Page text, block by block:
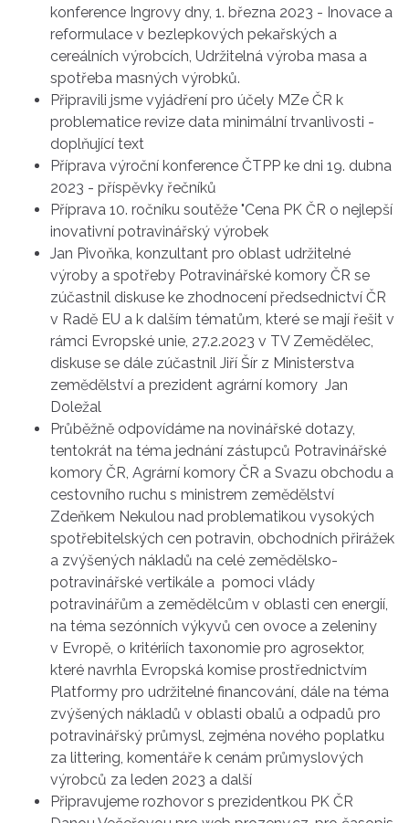
konference Ingrovy dny, 1. března 2023 - Inovace a
reformulace v bezlepkových pekařských a
cereálních výrobcích, Udržitelná výroba masa a
spotřeba masných výrobků.
Připravili jsme vyjádření pro účely MZe ČR k
problematice revize data minimální trvanlivosti -
doplňující text
Příprava výroční konference ČTPP ke dni 19. dubna
2023 - příspěvky řečníků
Příprava 10. ročníku soutěže "Cena PK ČR o nejlepší
inovativní potravinářský výrobek
Jan Pivoňka, konzultant pro oblast udržitelné
výroby a spotřeby Potravinářské komory ČR se
zúčastnil diskuse ke zhodnocení předsednictví ČR
v Radě EU a k dalším tématům, které se mají řešit v
rámci Evropské unie, 27.2.2023 v TV Zemědělec,
diskuse se dále zúčastnil Jiří Šír z Ministerstva
zemědělství a prezident agrární komory Jan
Doležal
Průběžně odpovídáme na novinářské dotazy,
tentokrát na téma jednání zástupců Potravinářské
komory ČR, Agrární komory ČR a Svazu obchodu a
cestovního ruchu s ministrem zemědělství
Zdeňkem Nekulou nad problematikou vysokých
spotřebitelských cen potravin, obchodních přirážek
a zvýšených nákladů na celé zemědělsko-
potravinářské vertikále a pomoci vlády
potravinářům a zemědělcům v oblasti cen energií,
na téma sezónních výkyvů cen ovoce a zeleniny
v Evropě, o kritériích taxonomie pro agrosektor,
které navrhla Evropská komise prostřednictvím
Platformy pro udržitelné financování, dále na téma
zvýšených nákladů v oblasti obalů a odpadů pro
potravinářský průmysl, zejména nového poplatku
za littering, komentáře k cenám průmyslových
výrobců za leden 2023 a další
Připravujeme rozhovor s prezidentkou PK ČR